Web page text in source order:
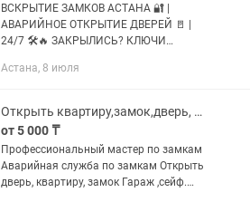
ВСКРЫТИЕ ЗАМКОВ АСТАНА 🔐 |
АВАРИЙНОЕ ОТКРЫТИЕ ДВЕРЕЙ 🚪 |
24/7 🛠🔥 ЗАКРЫЛИСЬ? КЛЮЧИ
Не трать время — приеду и открою
опытом 👨🔧💪 | 10 000+...
Астана, 8 июля
Открыть квартиру,замок,дверь, взлом замков дверей, Аварийная служба
от 5 000 ₸
Профессиональный мастер по замкам
Аварийная служба по замкам Открыть
дверь, квартиру, замок Гараж ,сейф.